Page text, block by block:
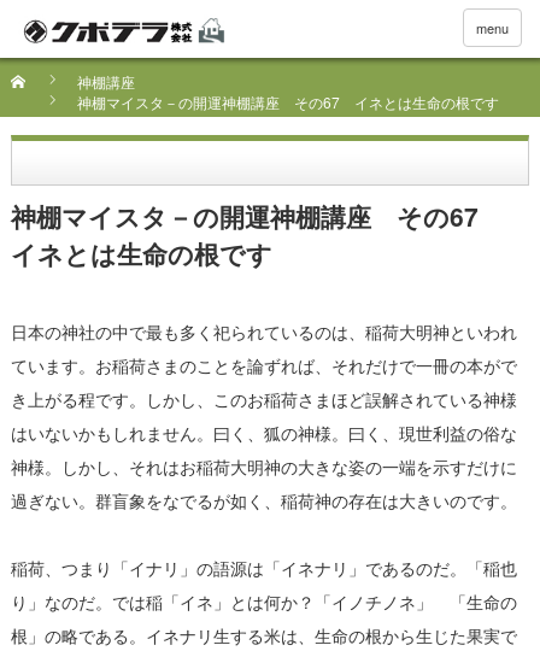
menu
神棚講座
神棚マイスタ－の開運神棚講座 その67 イネとは生命の根です
神棚マイスタ－の開運神棚講座 その67
イネとは生命の根です
日本の神社の中で最も多く祀られているのは、稲荷大明神といわれ
ています。お稲荷さまのことを論ずれば、それだけで一冊の本がで
き上がる程です。しかし、このお稲荷さまほど誤解されている神様
はいないかもしれません。曰く、狐の神様。曰く、現世利益の俗な
神様。しかし、それはお稲荷大明神の大きな姿の一端を示すだけに
過ぎない。群盲象をなでるが如く、稲荷神の存在は大きいのです。
稲荷、つまり「イナリ」の語源は「イネナリ」であるのだ。「稲也
り」なのだ。では稲「イネ」とは何か？「イノチノネ」 「生命の
根」の略である。イネナリ生する米は、生命の根から生じた果実で